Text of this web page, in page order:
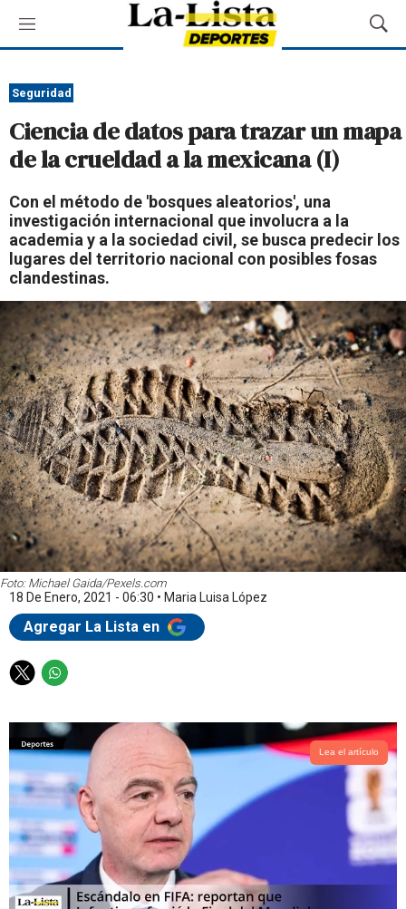
M
e
ú
M
o
a
r
u
a
Seguridad
Ciencia de datos para trazar un mapa
de la crueldad a la mexicana (I)
Con el método de 'bosques aleatorios', una
investigación internacional que involucra a la
academia y a la sociedad civil, se busca predecir los
lugares del territorio nacional con posibles fosas
clandestinas.
Foto: Michael Gaida/Pexels.com
18 De Enero, 2021 - 06:30 • Maria Luisa López
Agregar La Lista en
T
i
t
t
e
r
W
a
t
s
a
p
p
Lea el artículo